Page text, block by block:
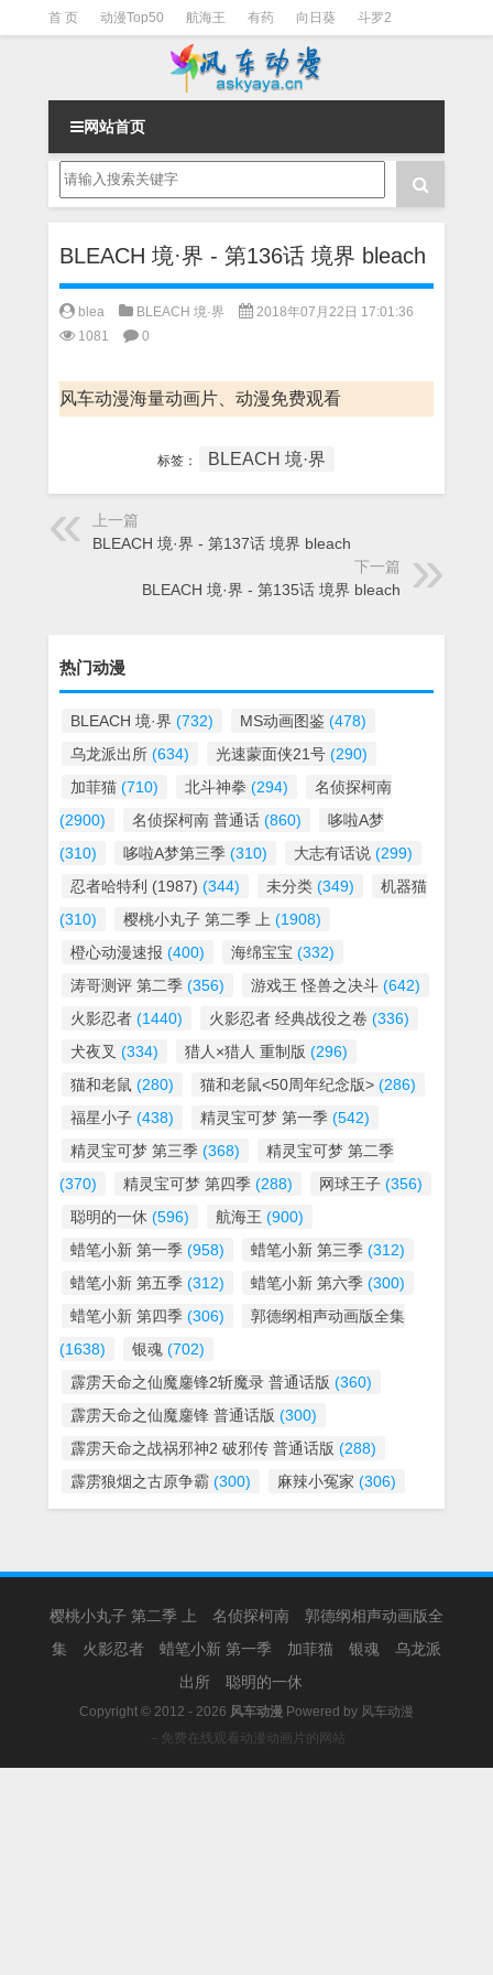
首 页 动漫Top50 航海王 有药 向日葵 斗罗2
一拳超人 柯南 阴阳师
网站首页
BLEACH 境·界 - 第136话 境界 bleach
blea BLEACH 境·界
2018年07月22日 17:01:36
1081
0
风车动漫海量动画片、动漫免费观看
标签： BLEACH 境·界
上一篇
BLEACH 境·界 - 第137话 境界 bleach
下一篇
BLEACH 境·界 - 第135话 境界 bleach
热门动漫
BLEACH 境·界 (732) MS动画图鉴 (478)
乌龙派出所 (634) 光速蒙面侠21号 (290)
加菲猫 (710) 北斗神拳 (294)
名侦探柯南
(2900)
名侦探柯南 普通话 (860)
哆啦A梦
(310)
哆啦A梦第三季 (310) 大志有话说 (299)
忍者哈特利 (1987) (344) 未分类 (349)
机器猫
(310)
樱桃小丸子 第二季 上 (1908)
橙心动漫速报 (400) 海绵宝宝 (332)
涛哥测评 第二季 (356) 游戏王 怪兽之决斗 (642)
火影忍者 (1440) 火影忍者 经典战役之卷 (336)
犬夜叉 (334) 猎人×猎人 重制版 (296)
猫和老鼠 (280) 猫和老鼠<50周年纪念版> (286)
福星小子 (438) 精灵宝可梦 第一季 (542)
精灵宝可梦 第三季 (368)
精灵宝可梦 第二季
(370)
精灵宝可梦 第四季 (288) 网球王子 (356)
聪明的一休 (596) 航海王 (900)
蜡笔小新 第一季 (958) 蜡笔小新 第三季 (312)
蜡笔小新 第五季 (312) 蜡笔小新 第六季 (300)
蜡笔小新 第四季 (306)
郭德纲相声动画版全集
(1638)
银魂 (702)
霹雳天命之仙魔鏖锋2斩魔录 普通话版 (360)
霹雳天命之仙魔鏖锋 普通话版 (300)
霹雳天命之战祸邪神2 破邪传 普通话版 (288)
霹雳狼烟之古原争霸 (300) 麻辣小冤家 (306)
樱桃小丸子 第二季 上 名侦探柯南
郭德纲相声动画版全
集
火影忍者 蜡笔小新 第一季 加菲猫 银魂
乌龙派
出所
聪明的一休
Copyright © 2012 - 2026 风车动漫 Powered by 风车动漫
－免费在线观看动漫动画片的网站